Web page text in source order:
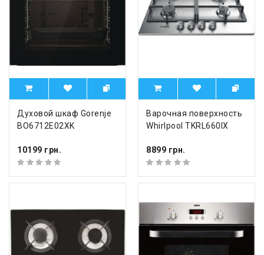
Духовой шкаф Gorenje
BO6712E02XK
10199 грн.
Варочная поверхность
Whirlpool TKRL660IX
8899 грн.